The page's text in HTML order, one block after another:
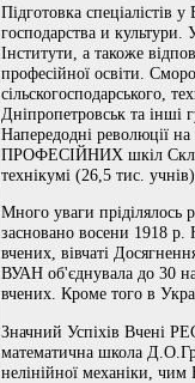
Підготовка спеціалістів
господарства и культури.
Інститути, а такоже
професійної освіти.
сільскогосподарського,
Дніпропетровськ та інші
Напередодні революції
ПРОФЕСІЙНИХ шкіл
технікумі (26,5 тис. учнів).
Много уваги
засновано восени 1918 р.
вчених, вівчаті
ВУАН об'єднувала до 30
вчених. Кроме того в
Значний Успіхів Вчені
математична школа
нелінійної механіки,